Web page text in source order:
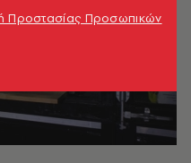
Προστασίας Προσωπικών